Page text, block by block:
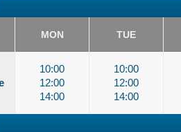
MON TUE
10:00
12:00
14:00
10:00
12:00
14:00